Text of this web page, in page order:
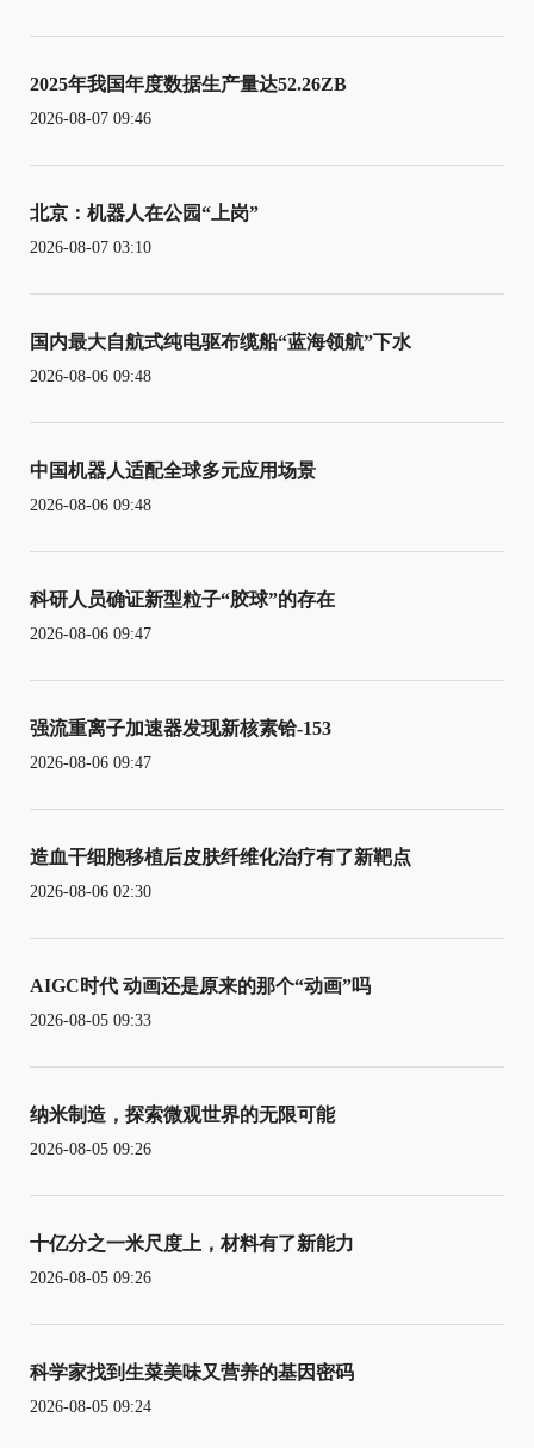
2025年我国年度数据生产量达52.26ZB
2026-08-07 09:46
北京：机器人在公园“上岗”
2026-08-07 03:10
国内最大自航式纯电驱布缆船“蓝海领航”下水
2026-08-06 09:48
中国机器人适配全球多元应用场景
2026-08-06 09:48
科研人员确证新型粒子“胶球”的存在
2026-08-06 09:47
强流重离子加速器发现新核素铪-153
2026-08-06 09:47
造血干细胞移植后皮肤纤维化治疗有了新靶点
2026-08-06 02:30
AIGC时代 动画还是原来的那个“动画”吗
2026-08-05 09:33
纳米制造，探索微观世界的无限可能
2026-08-05 09:26
十亿分之一米尺度上，材料有了新能力
2026-08-05 09:26
科学家找到生菜美味又营养的基因密码
2026-08-05 09:24